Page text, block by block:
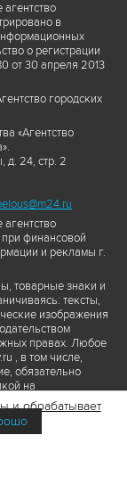
в
о регистрации
от 30 апреля 2013
городских
«Агентство
д. 24, стр. 2
при финансовой
и рекламы г.
товарные знаки и
тексты,
изображения
правах. Любое
, в том числе,
обязательно
на
на сайт
Переработка
и обрабатывает